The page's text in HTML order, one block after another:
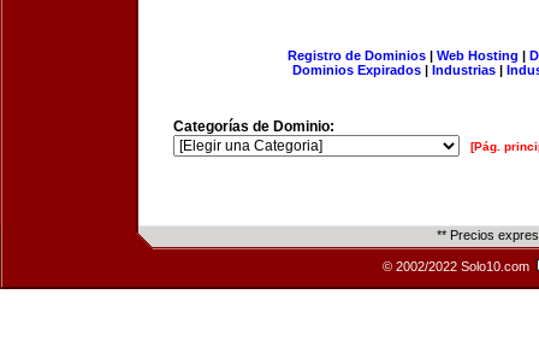
Registro de Dominios| Web Hosting |
Dominios Expirados | Industrias |
Categorías de Dominio:
[Pág.
** Precios
© 2002/2022 Solo10.com